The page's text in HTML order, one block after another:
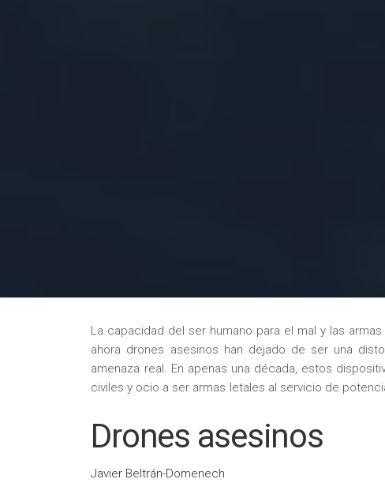
La capacidad del ser humano para el mal y las
ahora drones asesinos han dejado de ser una
amenaza real. En apenas una década, estos
civiles y ocio a ser armas letales al servicio de
Drones asesinos
Javier Beltrán-Domenech